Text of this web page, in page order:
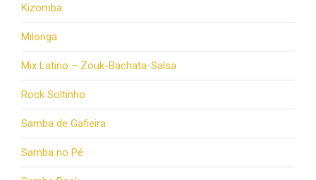
Kizomba
Milonga
Mix Latino – Zouk-Bachata-Salsa
Rock Soltinho
Samba de Gafieira
Samba no Pé